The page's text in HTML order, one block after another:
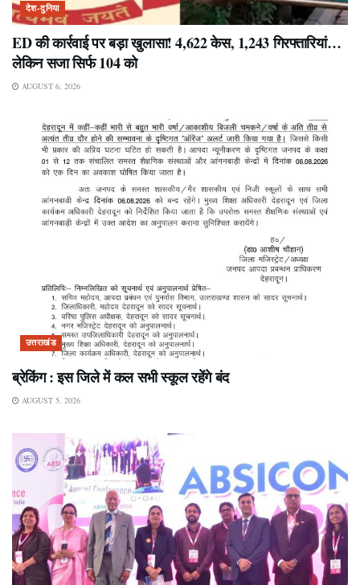
देश-दुनिया
ED की कार्रवाई पर बड़ा खुलासा! 4,622 केस, 1,243 गिरफ्तारियां…
लेकिन सजा सिर्फ 104 को
AUGUST 6, 2026
उत्तराखंड
ब्रेकिंग : इस जिले में कल सभी स्कूल रहेंगे बंद
AUGUST 5, 2026